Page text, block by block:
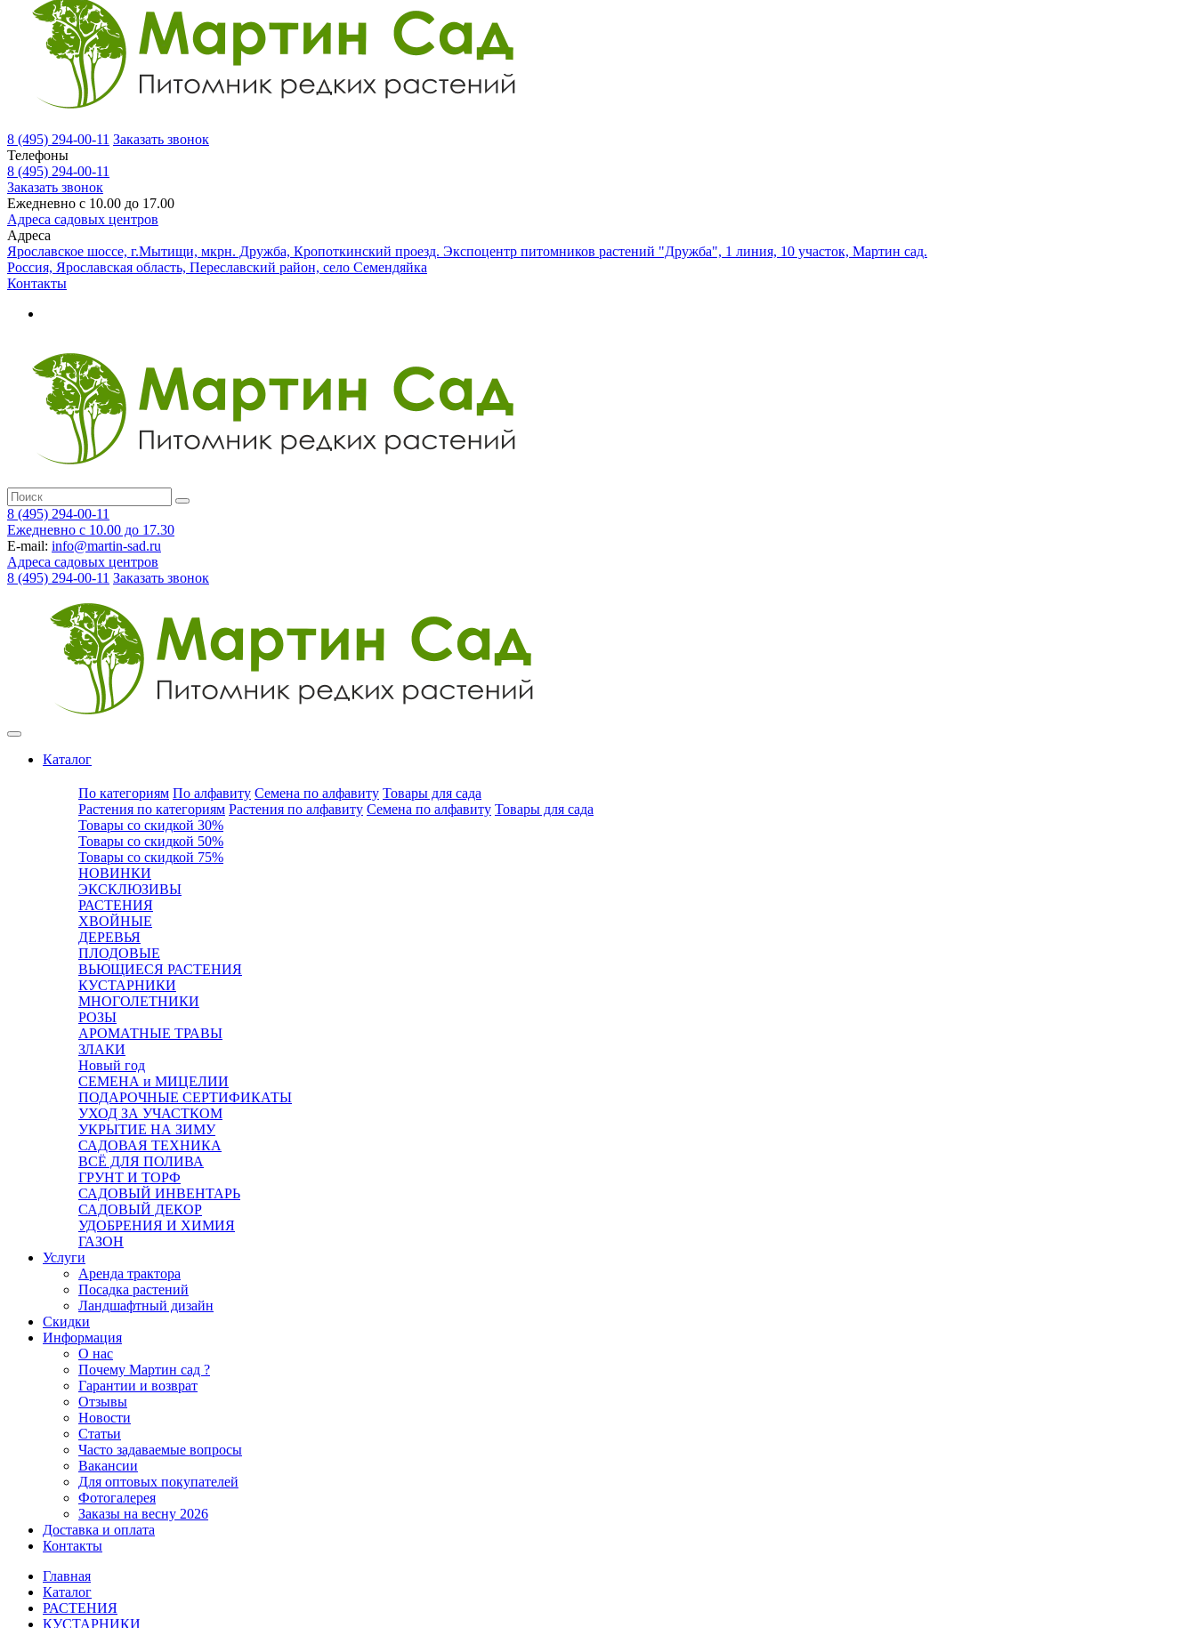
8 (495) 294-00-11 Заказать звонок
Телефоны
8 (495) 294-00-11
Заказать звонок
Ежедневно с 10.00 до 17.00
Адреса садовых центров
Адреса
Ярославское шоссе, г.Мытищи, мкрн. Дружба, Кропоткинский проезд. Экспоцентр питомников растений "Дружба", 1 линия, 10 участок, Мартин сад.
Россия, Ярославская область, Переславский район, село Семендяйка
Контакты
8 (495) 294-00-11
Ежедневно с 10.00 до 17.30
E-mail: info@martin-sad.ru
Адреса садовых центров
8 (495) 294-00-11 Заказать звонок
Каталог
По категориям По алфавиту Семена по алфавиту Товары для сада
Растения по категориям Растения по алфавиту Семена по алфавиту Товары для сада
Товары со скидкой 30%
Товары со скидкой 50%
Товары со скидкой 75%
НОВИНКИ
ЭКСКЛЮЗИВЫ
РАСТЕНИЯ
ХВОЙНЫЕ
ДЕРЕВЬЯ
ПЛОДОВЫЕ
ВЬЮЩИЕСЯ РАСТЕНИЯ
КУСТАРНИКИ
МНОГОЛЕТНИКИ
РОЗЫ
АРОМАТНЫЕ ТРАВЫ
ЗЛАКИ
Новый год
СЕМЕНА и МИЦЕЛИИ
ПОДАРОЧНЫЕ СЕРТИФИКАТЫ
УХОД ЗА УЧАСТКОМ
УКРЫТИЕ НА ЗИМУ
САДОВАЯ ТЕХНИКА
ВСЁ ДЛЯ ПОЛИВА
ГРУНТ И ТОРФ
САДОВЫЙ ИНВЕНТАРЬ
САДОВЫЙ ДЕКОР
УДОБРЕНИЯ И ХИМИЯ
ГАЗОН
Услуги
Аренда трактора
Посадка растений
Ландшафтный дизайн
Скидки
Информация
О нас
Почему Мартин сад ?
Гарантии и возврат
Отзывы
Новости
Статьи
Часто задаваемые вопросы
Вакансии
Для оптовых покупателей
Фотогалерея
Заказы на весну 2026
Доставка и оплата
Контакты
Главная
Каталог
РАСТЕНИЯ
КУСТАРНИКИ